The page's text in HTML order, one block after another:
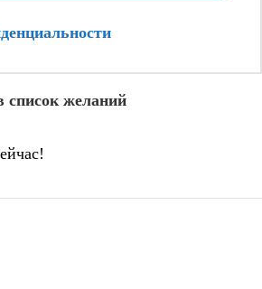
список желаний